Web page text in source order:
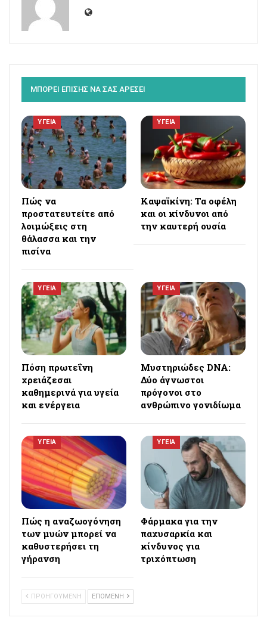
ΜΠΟΡΕΙ ΕΠΙΣΗΣ ΝΑ ΣΑΣ ΑΡΕΣΕΙ
ΥΓΕΙΑ
Πώς να
προστατευτείτε από
λοιμώξεις στη
θάλασσα και την
πισίνα
ΥΓΕΙΑ
Καψαϊκίνη: Τα οφέλη
και οι κίνδυνοι από
την καυτερή ουσία
ΥΓΕΙΑ
Πόση πρωτεΐνη
χρειάζεσαι
καθημερινά για υγεία
και ενέργεια
ΥΓΕΙΑ
Μυστηριώδες DNA:
Δύο άγνωστοι
πρόγονοι στο
ανθρώπινο γονιδίωμα
ΥΓΕΙΑ
Πώς η αναζωογόνηση
των μυών μπορεί να
καθυστερήσει τη
γήρανση
ΥΓΕΙΑ
Φάρμακα για την
παχυσαρκία και
κίνδυνος για
τριχόπτωση
ΠΡΟΗΓΟΥΜΕΝΗ ΕΠΟΜΕΝΗ